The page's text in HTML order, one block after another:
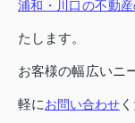
浦和・川口の不動
たします。
お客様の幅広いニ
軽にお問い合わせ